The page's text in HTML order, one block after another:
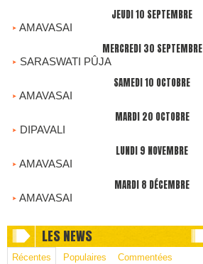
JEUDI 10 SEPTEMBRE
AMAVASAI
MERCREDI 30 SEPTEMBRE
SARASWATI PÛJA
SAMEDI 10 OCTOBRE
AMAVASAI
MARDI 20 OCTOBRE
DIPAVALI
LUNDI 9 NOVEMBRE
AMAVASAI
MARDI 8 DÉCEMBRE
AMAVASAI
LES NEWS
Récentes Populaires Commentées